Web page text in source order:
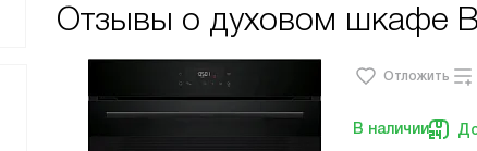
Отзывы о духовом шкафе
Отложить
В наличии